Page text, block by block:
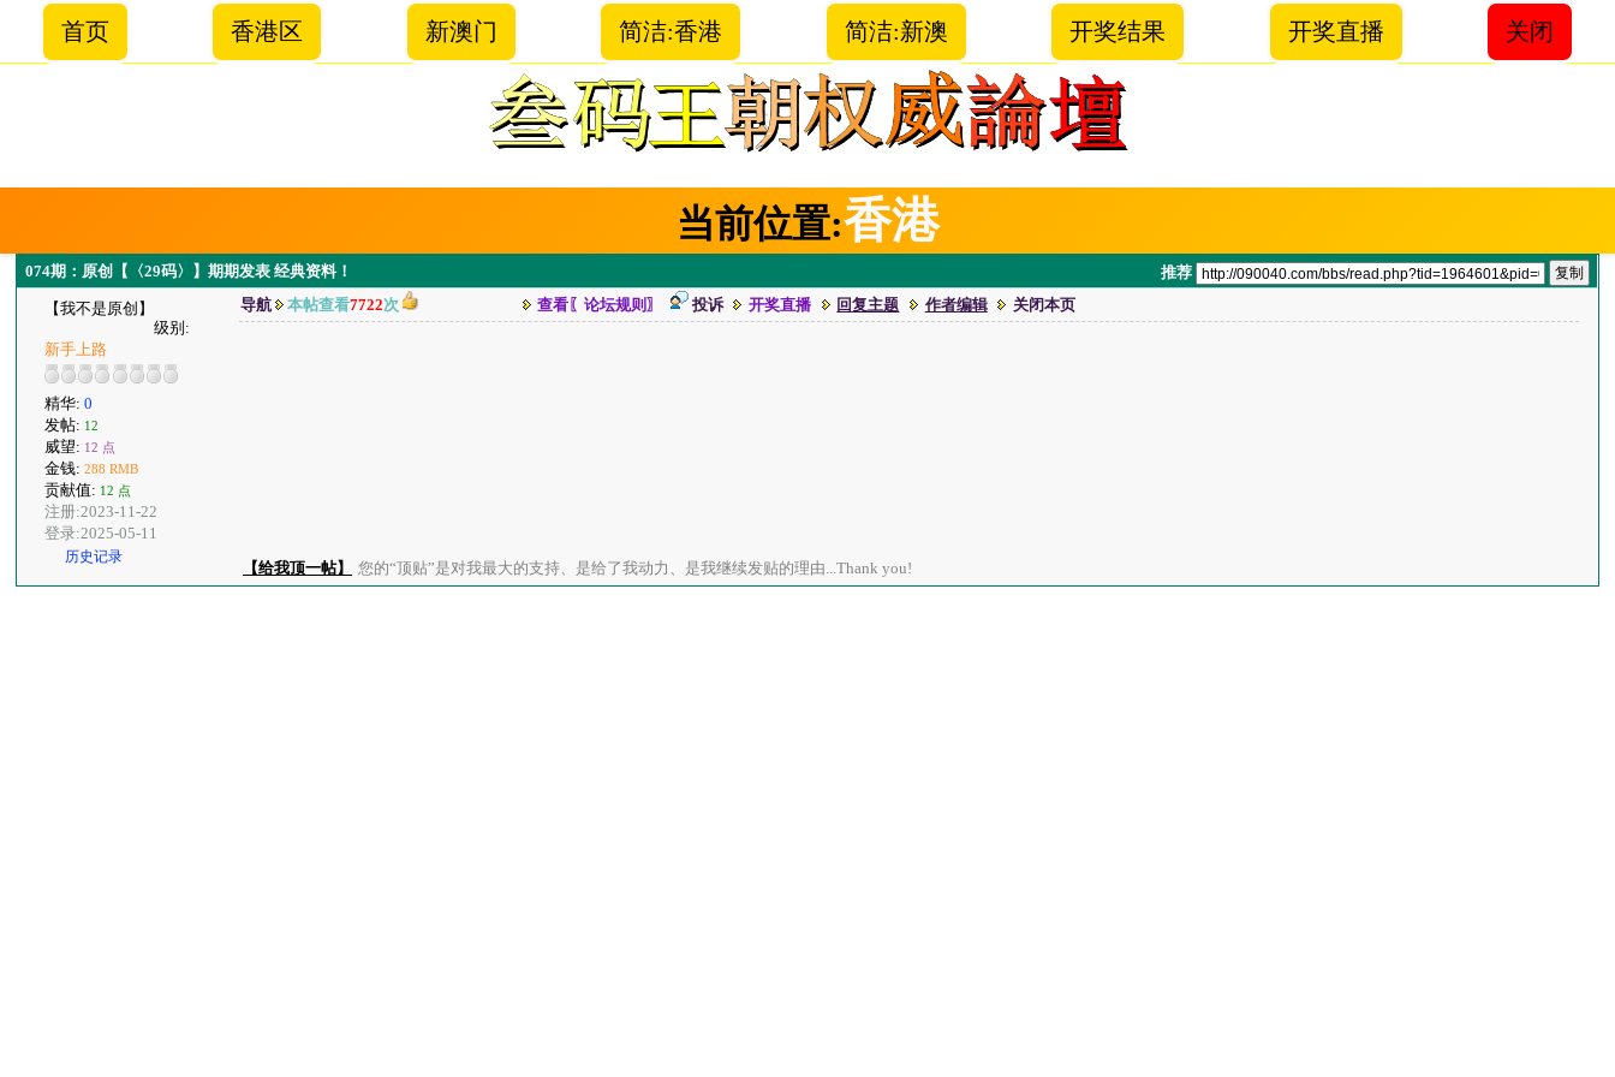
首页 香港区 新澳门 简洁:香港 简洁:新澳 开奖结果 开奖直播 关闭
当前位置:香港
074期：原创【〈29码〉】期期发表 经典资料！ 推荐
【我不是原创】
级别:
新手上路
精华:0
发帖: 12
威望: 12 点
金钱:288 RMB
贡献值: 12 点
注册:2023-11-22
登录:2025-05-11
历史记录
导航 本帖查看7722次 查看〖论坛规则〗 投诉 开奖直播 回复主题 作者编辑 关闭本页
【给我顶一帖】 您的“顶贴”是对我最大的支持、是给了我动力、是我继续发贴的理由...Thank you!